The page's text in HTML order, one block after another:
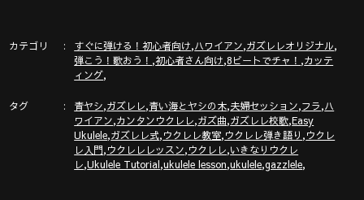
ガズのサブチャンネル「ガズトーク！」
https://www.youtube.com/channel/UC8YUGZF76p-
GD_HKq_ZQRHA
カテゴリ すぐに弾ける！初心者向け,ハワイアン,ガズレレオリジナル,
弾こう！歌おう！ ,初心者さん向け,8ビートでチャ！ ,カッテ
ィング,
タグ 青ヤシ,ガズレレ,青い海とヤシの木,夫婦セッション,フラ,ハ
ワイアン,カンタンウクレレ,ガズ曲,ガズレレ校歌,Easy
Ukulele,ガズレレ式,ウクレレ教室,ウクレレ弾き語り ,ウクレ
レ入門,ウクレレレッスン,ウクレレ,いきなりウクレ
レ,Ukulele Tutorial,ukulele lesson,ukulele,gazzlele,